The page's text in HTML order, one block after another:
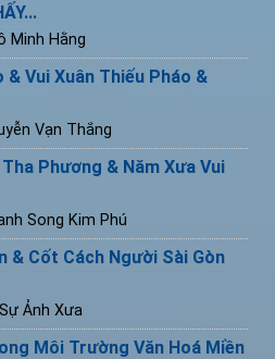
Minh Hằng
& Vui Xuân Thiếu Pháo &
Vạn Thắng
Phương & Năm Xưa Vui
Song Kim Phú
& Cốt Cách Người Sài Gòn
Ảnh Xưa
Môi Trường Văn Hoá Miền